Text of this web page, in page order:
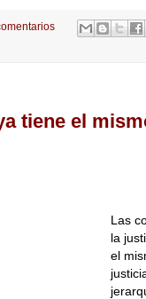
tiene el
Las
la
el